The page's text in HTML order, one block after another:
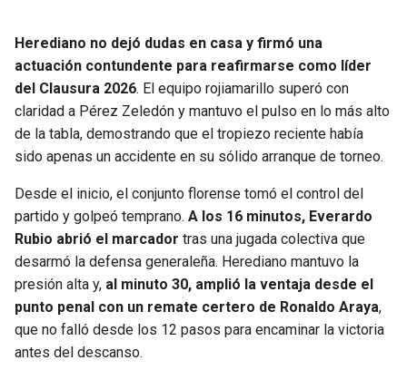
Herediano no dejó dudas en casa y firmó una
actuación contundente para reafirmarse como líder
del Clausura 2026. El equipo rojiamarillo superó con
claridad a Pérez Zeledón y mantuvo el pulso en lo más alto
de la tabla, demostrando que el tropiezo reciente había
sido apenas un accidente en su sólido arranque de torneo.
Desde el inicio, el conjunto florense tomó el control del
partido y golpeó temprano. A los 16 minutos, Everardo
Rubio abrió el marcador tras una jugada colectiva que
desarmó la defensa generaleña. Herediano mantuvo la
presión alta y, al minuto 30, amplió la ventaja desde el
punto penal con un remate certero de Ronaldo Araya,
que no falló desde los 12 pasos para encaminar la victoria
antes del descanso.